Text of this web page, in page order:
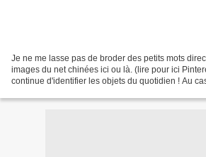
Je ne me lasse pas de broder des petits mots
images du net chinées ici ou là. (lire pour ici
continue d'identifier les objets du quotidien ! Au